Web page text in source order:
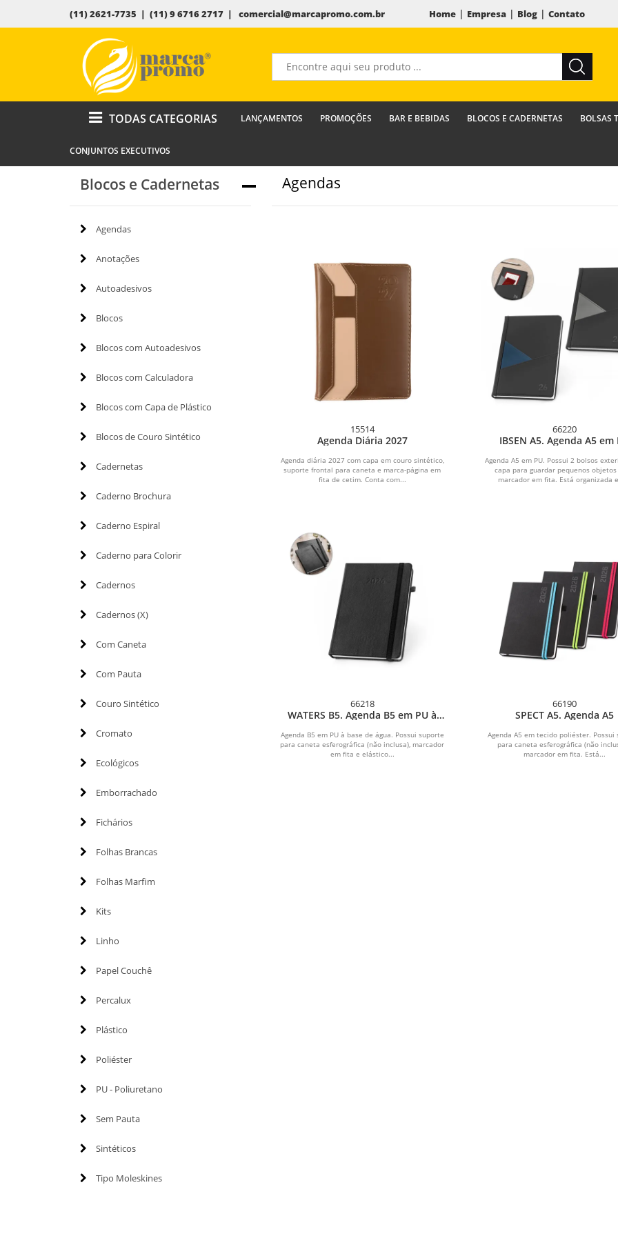
(11) 2621-7735 | (11) 9 6716 2717 | comercial@marcapromo.com.br Home| Empresa| Blog| Contato
TODAS CATEGORIAS LANÇAMENTOS PROMOÇÕES BAR E BEBIDAS BLOCOS E CADERNETAS BOLSAS
CONJUNTOS EXECUTIVOS
Blocos e Cadernetas
Agendas
Anotações
Autoadesivos
Blocos
Blocos com Autoadesivos
Blocos com Calculadora
Blocos com Capa de Plástico
Blocos de Couro Sintético
Cadernetas
Caderno Brochura
Caderno Espiral
Caderno para Colorir
Cadernos
Cadernos (X)
Com Caneta
Com Pauta
Couro Sintético
Cromato
Ecológicos
Emborrachado
Fichários
Folhas Brancas
Folhas Marfim
Kits
Linho
Papel Couchê
Percalux
Plástico
Poliéster
PU - Poliuretano
Sem Pauta
Sintéticos
Tipo Moleskines
Agendas
15514
Agenda Diária 2027
Agenda diária 2027 com capa em couro sintético,
suporte frontal para caneta e marca-página em
fita de cetim. Conta com...
66220
IBSEN A5. Agenda A5 em
Agenda A5 em PU. Possui 2 bolsos
capa para guardar pequenos
marcador em fita. Está organizada
66218
WATERS B5. Agenda B5 em PU à
Agenda B5 em PU à base de água. Possui suporte
para caneta esferográfica (não inclusa), marcador
em fita e elástico...
66190
SPECT A5. Agenda A5
Agenda A5 em tecido poliéster. Possui
para caneta esferográfica (não
marcador em fita. Está...